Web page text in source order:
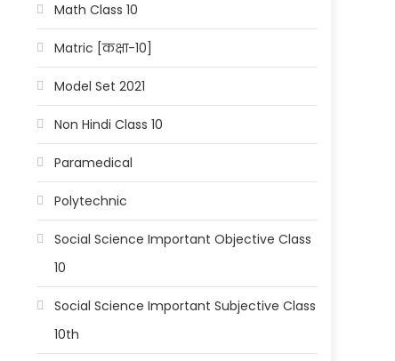
Math Class 10
Matric [कक्षा-10]
Model Set 2021
Non Hindi Class 10
Paramedical
Polytechnic
Social Science Important Objective Class
10
Social Science Important Subjective Class
10th